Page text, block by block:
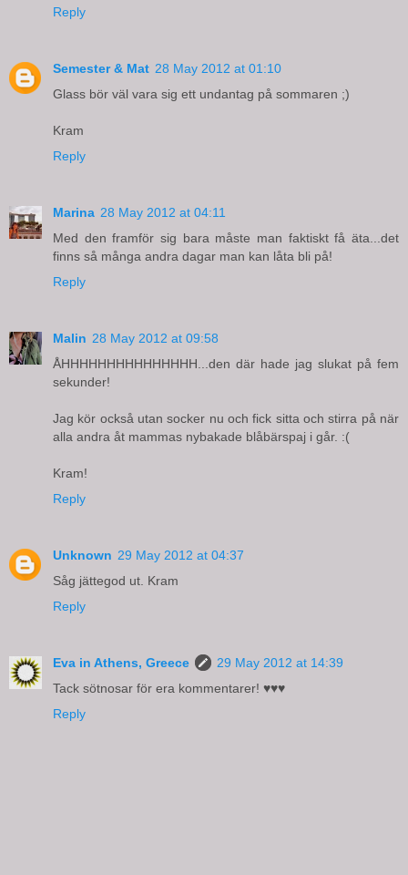
Reply
Semester & Mat 28 May 2012 at 01:10
Glass bör väl vara sig ett undantag på sommaren ;)
Kram
Reply
Marina 28 May 2012 at 04:11
Med den framför sig bara måste man faktiskt få äta...det
finns så många andra dagar man kan låta bli på!
Reply
Malin 28 May 2012 at 09:58
ÅHHHHHHHHHHHHHHH...den där hade jag slukat på fem
sekunder!
Jag kör också utan socker nu och fick sitta och stirra på när
alla andra åt mammas nybakade blåbärspaj i går. :(
Kram!
Reply
Unknown 29 May 2012 at 04:37
Såg jättegod ut. Kram
Reply
Eva in Athens, Greece
29 May 2012 at 14:39
Tack sötnosar för era kommentarer! ♥♥♥
Reply